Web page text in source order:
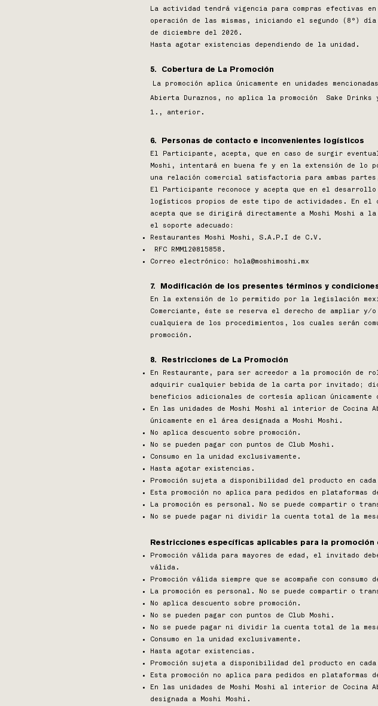
La actividad tendrá vigencia para compras efectivas
operación de las mismas, iniciando el segundo (8°)
de diciembre del 2026.
Hasta agotar existencias dependiendo de la unidad.
5. Cobertura de La Promoción
La promoción aplica únicamente en unidades
Abierta Duraznos, no aplica la promoción Sake
1., anterior.
6. Personas de contacto e inconvenientes logísticos
El Participante, acepta, que en caso de surgir
Moshi, intentará en buena fe y en la extensión de lo
una relación comercial satisfactoria para ambas
El Participante reconoce y acepta que en el
logísticos propios de este tipo de actividades. En el
acepta que se dirigirá directamente a Moshi Moshi a
el soporte adecuado:
Restaurantes Moshi Moshi, S.A.P.I de C.V.
RFC RMM120815858.
Correo electrónico:
hola@moshimoshi.mx
7. Modificación de los presentes términos y
En la extensión de lo permitido por la legislación
Comerciante, éste se reserva el derecho de ampliar
cualquiera de los procedimientos, los cuales serán
promoción.
8. Restricciones de La Promoción
En Restaurante, para ser acreedor a la promoción
adquirir cualquier bebida de la carta por invitado;
beneficios adicionales de cortesía aplican
En las unidades de Moshi Moshi al interior de Cocina
únicamente en el área designada a Moshi Moshi.
No aplica descuento sobre promoción.
No se pueden pagar con puntos de Club Moshi.
Consumo en la unidad exclusivamente.
Hasta agotar existencias.
Promoción sujeta a disponibilidad del producto en cada
Esta promoción no aplica para pedidos en
La promoción es personal. No se puede compartir o
No se puede pagar ni dividir la cuenta total de la
Restricciones específicas aplicables para la promoción
Promoción válida para mayores de edad, el invitado
válida.
Promoción válida siempre que se acompañe con
La promoción es personal. No se puede compartir o
No aplica descuento sobre promoción.
No se pueden pagar con puntos de Club Moshi.
No se puede pagar ni dividir la cuenta total de la
Consumo en la unidad exclusivamente.
Hasta agotar existencias.
Promoción sujeta a disponibilidad del producto en cada
Esta promoción no aplica para pedidos en
En las unidades de Moshi Moshi al interior de Cocina
designada a Moshi Moshi.